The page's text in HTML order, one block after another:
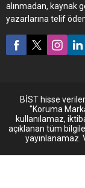
alınmadan, kaynak
yazarlarına telif
BİST hisse
"Koruma
kullanılamaz,
açıklanan tüm
yayınlanamaz.